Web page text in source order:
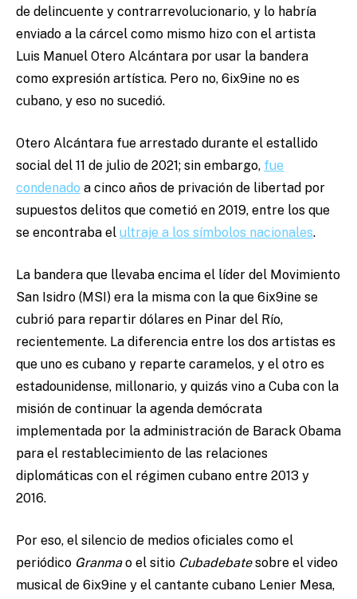
de delincuente y contrarrevolucionario, y lo habría
enviado a la cárcel como mismo hizo con el artista
Luis Manuel Otero Alcántara por usar la bandera
como expresión artística. Pero no, 6ix9ine no es
cubano, y eso no sucedió.
Otero Alcántara fue arrestado durante el estallido
social del 11 de julio de 2021; sin embargo, fue
condenado a cinco años de privación de libertad por
supuestos delitos que cometió en 2019, entre los que
se encontraba el ultraje a los símbolos nacionales.
La bandera que llevaba encima el líder del Movimiento
San Isidro (MSI) era la misma con la que 6ix9ine se
cubrió para repartir dólares en Pinar del Río,
recientemente. La diferencia entre los dos artistas es
que uno es cubano y reparte caramelos, y el otro es
estadounidense, millonario, y quizás vino a Cuba con la
misión de continuar la agenda demócrata
implementada por la administración de Barack Obama
para el restablecimiento de las relaciones
diplomáticas con el régimen cubano entre 2013 y
2016.
Por eso, el silencio de medios oficiales como el
periódico Granmao el sitio Cubadebatesobre el video
musical de 6ix9ine y el cantante cubano Lenier Mesa,